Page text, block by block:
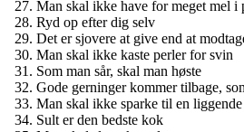
Man skal ikke have for meget mel i
Ryd op efter dig selv
Det er sjovere at give end at
Man skal ikke kaste perler for svin
Som man sår, skal man høste
Gode gerninger kommer tilbage,
Man skal ikke sparke til en
Sult er den bedste kok